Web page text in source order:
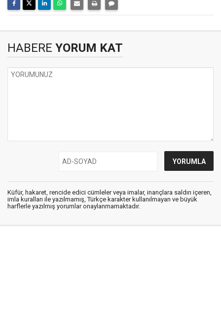
HABERE YORUM KAT
Küfür, hakaret, rencide edici cümleler veya imalar, inançlara saldırı içeren,
imla kuralları ile yazılmamış, Türkçe karakter kullanılmayan ve büyük
harflerle yazılmış yorumlar onaylanmamaktadır.